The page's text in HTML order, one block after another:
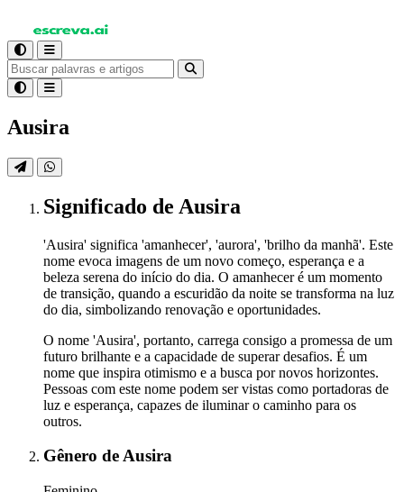
Ausira
Significado de Ausira
'Ausira' significa 'amanhecer', 'aurora', 'brilho da manhã'. Este
nome evoca imagens de um novo começo, esperança e a
beleza serena do início do dia. O amanhecer é um momento
de transição, quando a escuridão da noite se transforma na luz
do dia, simbolizando renovação e oportunidades.
O nome 'Ausira', portanto, carrega consigo a promessa de um
futuro brilhante e a capacidade de superar desafios. É um
nome que inspira otimismo e a busca por novos horizontes.
Pessoas com este nome podem ser vistas como portadoras de
luz e esperança, capazes de iluminar o caminho para os
outros.
Gênero de Ausira